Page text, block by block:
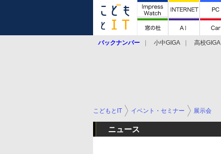
バックナンバー 小中GIGA 高校GIGA
こどもとIT イベント・セミナー 展示会
ニュース